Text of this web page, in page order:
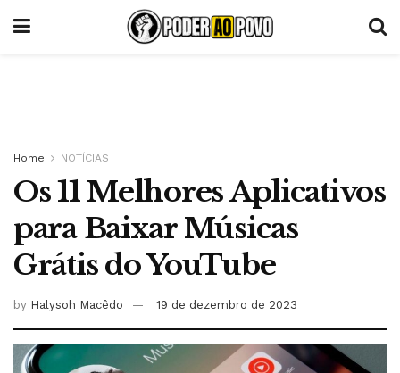
Home NOTÍCIAS
Os 11 Melhores Aplicativos
para Baixar Músicas
Grátis do YouTube
by Halysoh Macêdo 19 de dezembro de 2023